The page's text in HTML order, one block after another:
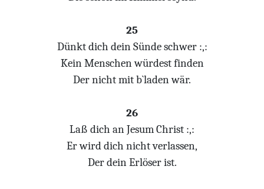
25
Dünkt dich dein Sünde schwer :,:
Kein Menschen würdest finden
Der nicht mit b`laden wär.
26
Laß dich an Jesum Christ :,:
Er wird dich nicht verlassen,
Der dein Erlöser ist.